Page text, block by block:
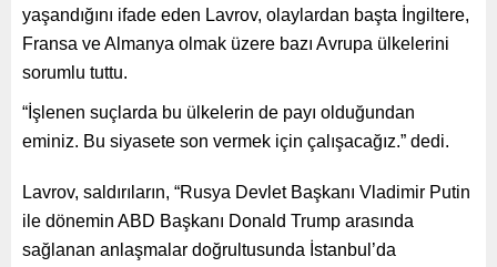
yaşandığını ifade eden Lavrov, olaylardan başta İngiltere,
Fransa ve Almanya olmak üzere bazı Avrupa ülkelerini
sorumlu tuttu.
“İşlenen suçlarda bu ülkelerin de payı olduğundan
eminiz. Bu siyasete son vermek için çalışacağız.” dedi.
Lavrov, saldırıların, “Rusya Devlet Başkanı Vladimir Putin
ile dönemin ABD Başkanı Donald Trump arasında
sağlanan anlaşmalar doğrultusunda İstanbul’da